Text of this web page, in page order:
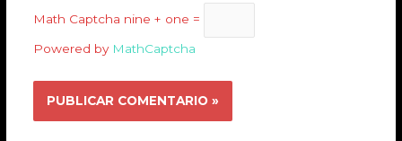
Math Captcha nine + one =
Powered by MathCaptcha